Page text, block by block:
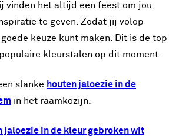
vinden het altijd een feest om jou
te geven. Zodat jij volop
keuze kunt maken. Dit is de top
kleurstalen op dit moment:
slanke houten jaloezie in de
in het raamkozijn.
jaloezie in de kleur gebroken wit